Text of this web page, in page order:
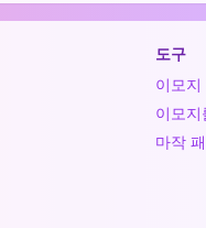
도구
이모지
이모
마작 패